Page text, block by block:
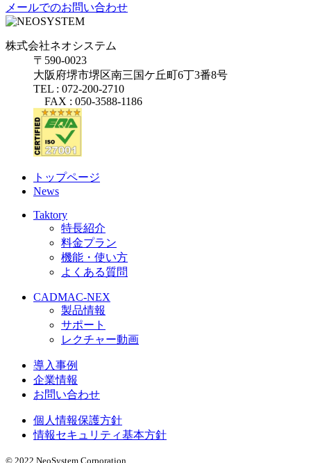
メールでのお問い合わせ
株式会社ネオシステム
〒590-0023
大阪府堺市堺区南三国ケ丘町6丁3番8号
TEL : 072-200-2710
FAX : 050-3588-1186
トップページ
News
Taktory
特長紹介
料金プラン
機能・使い方
よくある質問
CADMAC-NEX
製品情報
サポート
レクチャー動画
導入事例
企業情報
お問い合わせ
個人情報保護方針
情報セキュリティ基本方針
© 2022 NeoSystem Corporation